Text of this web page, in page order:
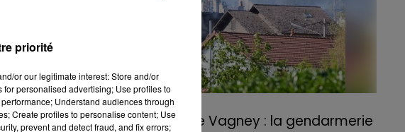
3 août 2026
Incendie de Vagney : la gendarmerie
priorité
or our legitimate interest: Store and/or
personalised advertising; Use profiles to
Understand audiences through
Create profiles to personalise content; Use
prevent and detect fraud, and fix errors;